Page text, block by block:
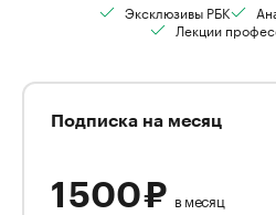
Эксклюзивы РБК
Лекции
Подписка на месяц
1 500 ₽ в месяц